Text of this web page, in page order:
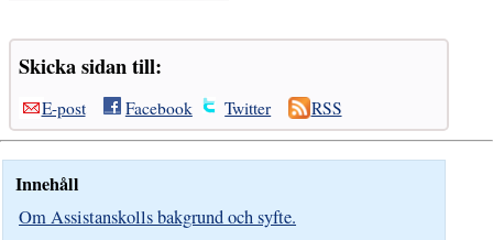
Skicka sidan till:
E-post Facebook Twitter RSS
Innehåll
Om Assistanskolls bakgrund och syfte.